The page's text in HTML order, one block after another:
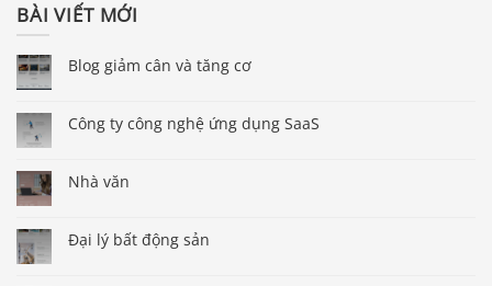
BÀI VIẾT MỚI
Blog giảm cân và tăng cơ
Công ty công nghệ ứng dụng SaaS
Nhà văn
Đại lý bất động sản